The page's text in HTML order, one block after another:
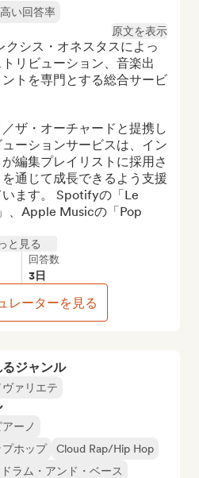
ジャンル
ァリエテ
ーノ
ホップ
Cloud Rap/Hip Hop
ドラム・アンド・ベース
高い回答率
原文を表示
シス・オネスタスによっ
リビューション、音楽出
トを専門とする総合サービ
ザ・オーチャードと提携し
ーションサービスは、イン
編集プレイリストに採用さ
通じて成長できるよう支援
ます。 Spotifyの「Le
、Apple Musicの「Pop
と見る
回答数
3日
レーターを見る